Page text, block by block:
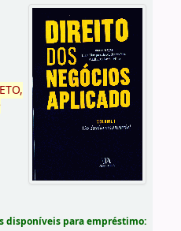
disponíveis para empréstimo: